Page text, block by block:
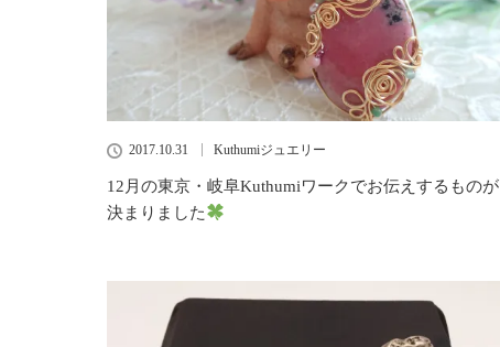
2017.10.31 Kuthumiジュエリー
12月の東京・岐阜Kuthumiワークでお伝えするものが
決まりました